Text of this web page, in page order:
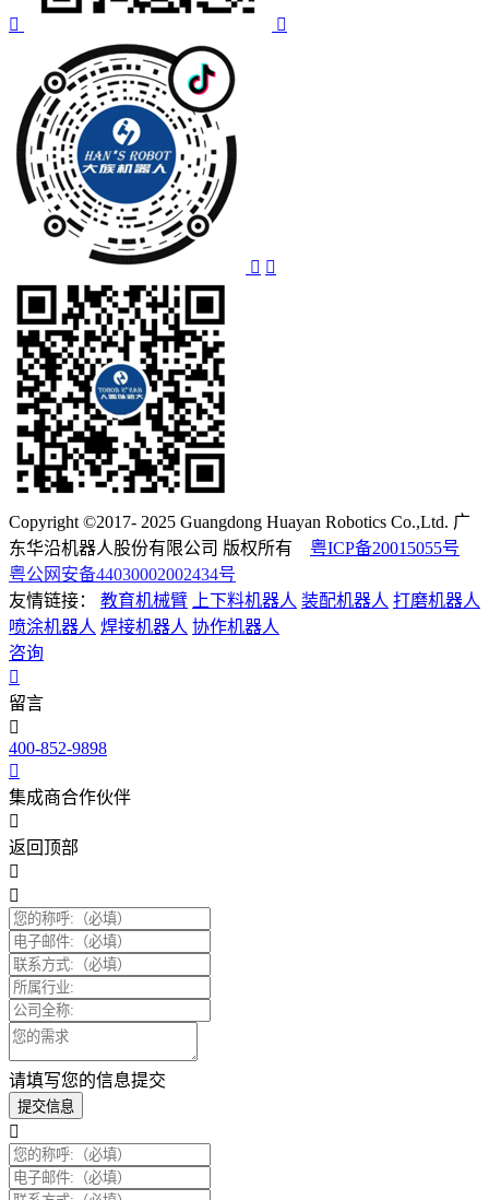
Copyright ©2017- 2025 Guangdong Huayan Robotics Co.,Ltd. 广
东华沿机器人股份有限公司 版权所有 粤ICP备20015055号
粤公网安备44030002002434号
友情链接：
教育机械臂 上下料机器人 装配机器人 打磨机器人
喷涂机器人 焊接机器人 协作机器人
咨询
留言
400-852-9898
集成商合作伙伴
返回顶部
请填写您的信息提交
提交信息